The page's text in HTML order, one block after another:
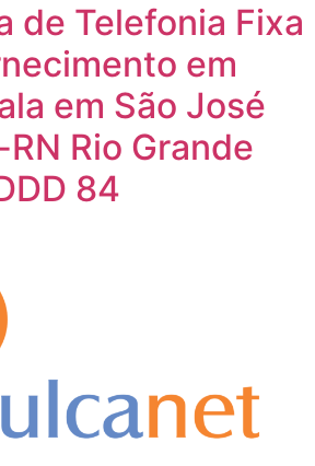
de Telefonia Fixa
em
em São José
Rio Grande
84